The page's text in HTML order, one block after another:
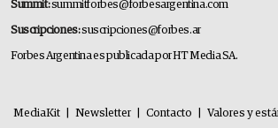
Summit:summitforbes@forbesargentina.com
Suscripciones:suscripciones@forbes.ar
Forbes Argentina es publicada por HT Media SA.
MediaKit Newsletter Contacto Valores y